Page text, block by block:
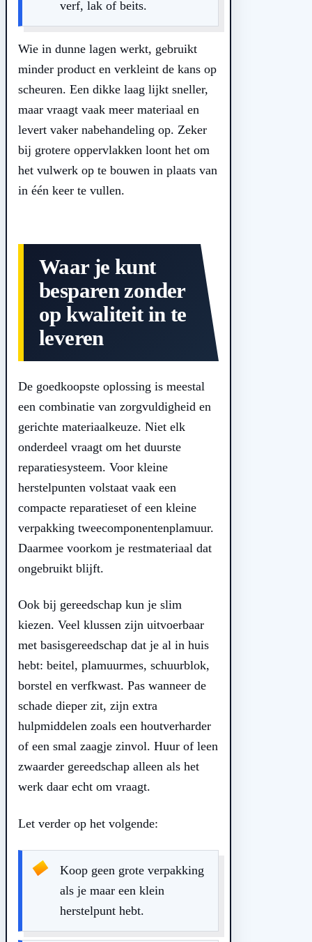
verf, lak of beits.
Wie in dunne lagen werkt, gebruikt
minder product en verkleint de kans op
scheuren. Een dikke laag lijkt sneller,
maar vraagt vaak meer materiaal en
levert vaker nabehandeling op. Zeker
bij grotere oppervlakken loont het om
het vulwerk op te bouwen in plaats van
in één keer te vullen.
Waar je kunt
besparen zonder
op kwaliteit in te
leveren
De goedkoopste oplossing is meestal
een combinatie van zorgvuldigheid en
gerichte materiaalkeuze. Niet elk
onderdeel vraagt om het duurste
reparatiesysteem. Voor kleine
herstelpunten volstaat vaak een
compacte reparatieset of een kleine
verpakking tweecomponentenplamuur.
Daarmee voorkom je restmateriaal dat
ongebruikt blijft.
Ook bij gereedschap kun je slim
kiezen. Veel klussen zijn uitvoerbaar
met basisgereedschap dat je al in huis
hebt: beitel, plamuurmes, schuurblok,
borstel en verfkwast. Pas wanneer de
schade dieper zit, zijn extra
hulpmiddelen zoals een houtverharder
of een smal zaagje zinvol. Huur of leen
zwaarder gereedschap alleen als het
werk daar echt om vraagt.
Let verder op het volgende:
Koop geen grote verpakking
als je maar een klein
herstelpunt hebt.